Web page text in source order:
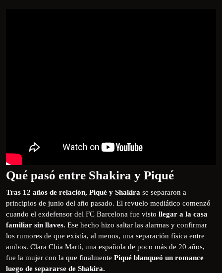
Qué pasó entre Shakira y Piqué
Tras 12 años de relación, Piqué y Shakira se separaron a
principios de junio del año pasado. El revuelo mediático comenzó
cuando el exdefensor del FC Barcelona fue visto llegar a la casa
familiar sin llaves. Ese hecho hizo saltar las alarmas y confirmar
los rumores de que existía, al menos, una separación física entre
ambos. Clara Chia Martí, una española de poco más de 20 años,
fue la mujer con la que finalmente Piqué blanqueó un romance
luego de separarse de Shakira.